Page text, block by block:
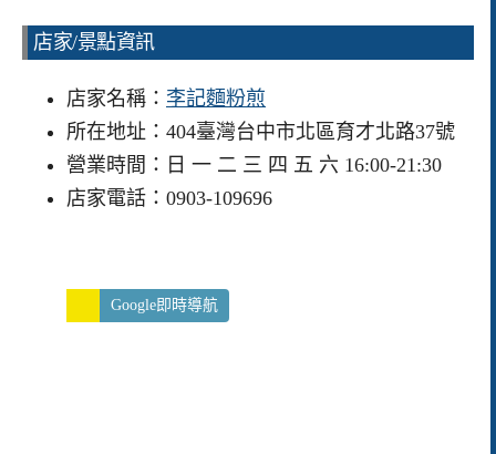
店家/景點資訊
店家名稱： 李記麵粉煎
所在地址：404臺灣台中市北區育才北路37號
營業時間：日 一 二 三 四 五 六 16:00-21:30
店家電話：0903-109696
Google即時導航